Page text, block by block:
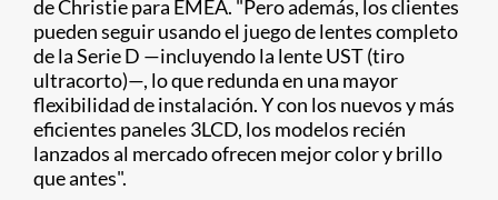
de Christie para EMEA. "Pero además, los clientes
pueden seguir usando el juego de lentes completo
de la Serie D —incluyendo la lente UST (tiro
ultracorto)—, lo que redunda en una mayor
flexibilidad de instalación. Y con los nuevos y más
eficientes paneles 3LCD, los modelos recién
lanzados al mercado ofrecen mejor color y brillo
que antes".